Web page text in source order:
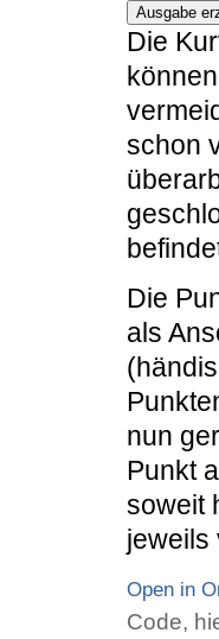
Ausgabe
Die
schon
Die
als
nun
Punkt
soweit
jeweils
Open in
Code,